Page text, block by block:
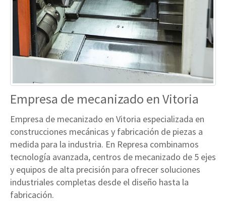
Empresa de mecanizado en Vitoria
Empresa de mecanizado en Vitoria especializada en
construcciones mecánicas y fabricación de piezas a
medida para la industria. En Represa combinamos
tecnología avanzada, centros de mecanizado de 5 ejes
y equipos de alta precisión para ofrecer soluciones
industriales completas desde el diseño hasta la
fabricación.